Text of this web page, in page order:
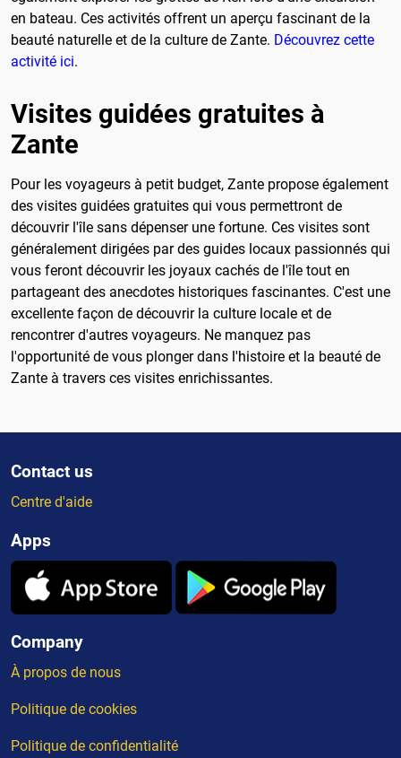
en bateau. Ces activités offrent un aperçu fascinant de la
beauté naturelle et de la culture de Zante. Découvrez cette
activité ici.
Visites guidées gratuites à
Zante
Pour les voyageurs à petit budget, Zante propose également
des visites guidées gratuites qui vous permettront de
découvrir l'île sans dépenser une fortune. Ces visites sont
généralement dirigées par des guides locaux passionnés qui
vous feront découvrir les joyaux cachés de l'île tout en
partageant des anecdotes historiques fascinantes. C'est une
excellente façon de découvrir la culture locale et de
rencontrer d'autres voyageurs. Ne manquez pas
l'opportunité de vous plonger dans l'histoire et la beauté de
Zante à travers ces visites enrichissantes.
Contact us
Centre d'aide
Apps
Company
À propos de nous
Politique de cookies
Politique de confidentialité